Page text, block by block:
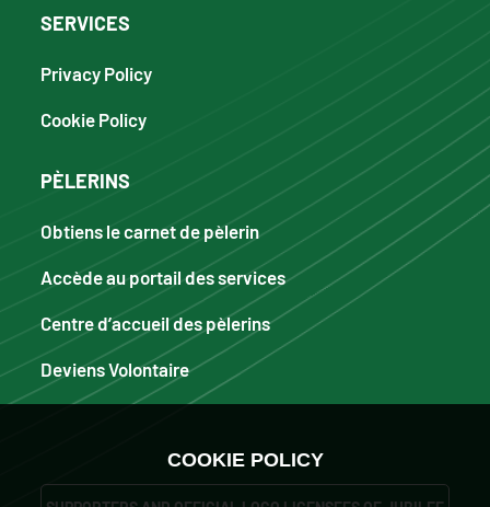
SERVICES
Privacy Policy
Cookie Policy
PÈLERINS
Obtiens le carnet de pèlerin
Accède au portail des services
Centre d’accueil des pèlerins
Deviens Volontaire
COOKIE POLICY